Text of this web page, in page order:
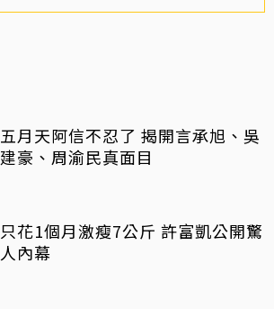
五月天阿信不忍了 揭開言承旭、吳
建豪、周渝民真面目
只花1個月激瘦7公斤 許富凱公開驚
人內幕